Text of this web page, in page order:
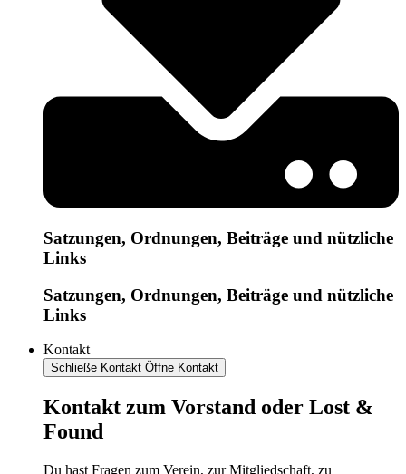
Satzungen, Ordnungen, Beiträge und nützliche
Links
Satzungen, Ordnungen, Beiträge und nützliche
Links
Kontakt
Schließe Kontakt Öffne Kontakt
Kontakt zum Vorstand oder Lost &
Found
Du hast Fragen zum Verein, zur Mitgliedschaft, zu